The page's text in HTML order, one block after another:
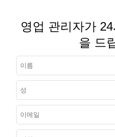
영업 관리자가
을 드